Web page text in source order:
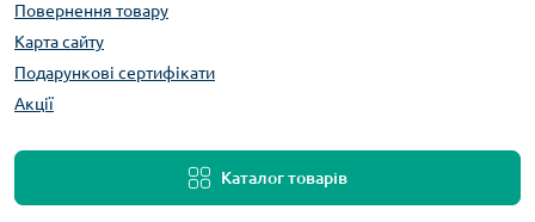
Повернення товару
Карта сайту
Подарункові сертифікати
Акції
Каталог товарів